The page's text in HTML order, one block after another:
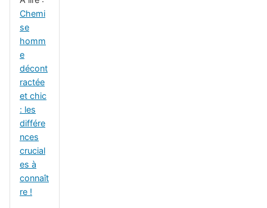
Chemi
se
homm
e
décont
ractée
et chic
: les
différe
nces
crucial
es à
connaît
re !